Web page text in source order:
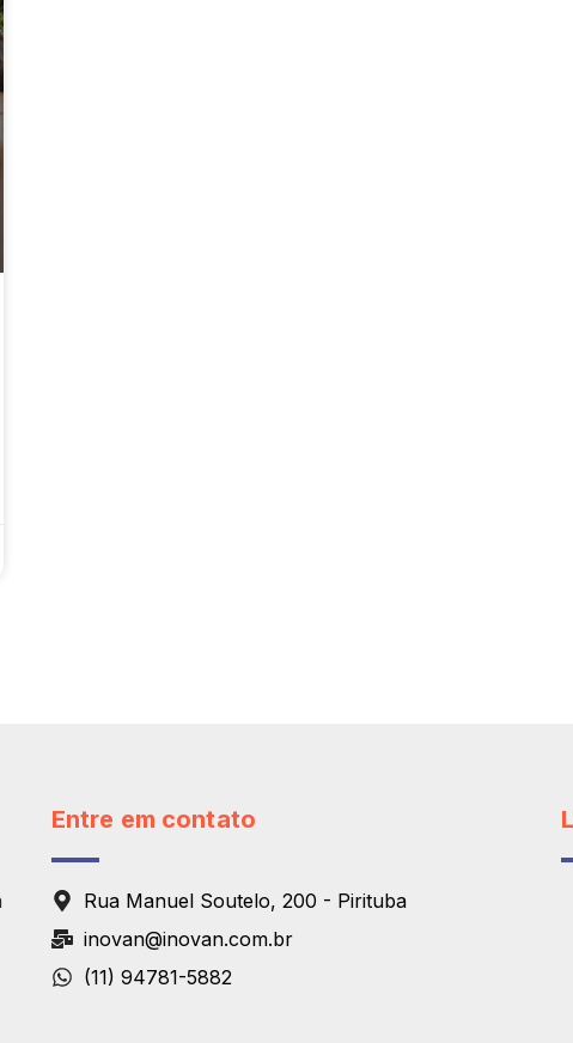
Entre em contato
Rua Manuel Soutelo, 200 - Pirituba
inovan@inovan.com.br
(11) 94781-5882